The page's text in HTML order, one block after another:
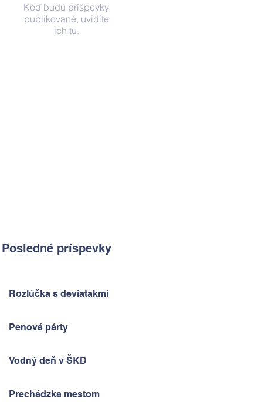
Keď budú príspevky
publikované, uvidíte
ich tu.
Posledné príspevky
Rozlúčka s deviatakmi
Penová párty
Vodný deň v ŠKD
Prechádzka mestom